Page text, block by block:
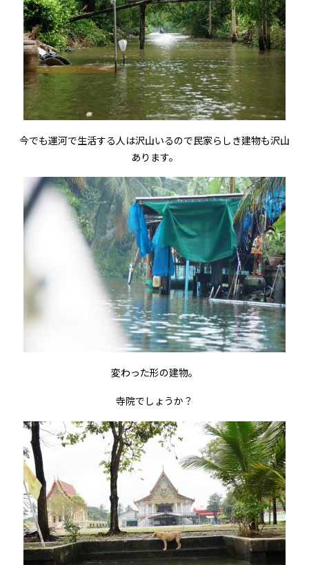
今でも運河で生活する人は沢山いるので民家らしき建物も沢山
あります。
変わった形の建物。
寺院でしょうか？